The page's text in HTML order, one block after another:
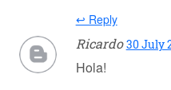
↩ Reply
Ricardo 30 July
Hola!